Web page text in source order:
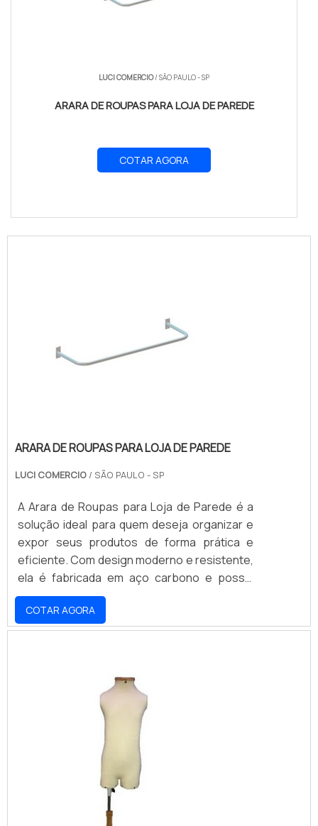
LUCI COMERCIO/ SÃO PAULO - SP
ARARA DE ROUPAS PARA LOJA DE PAREDE
COTAR AGORA
ARARA DE ROUPAS PARA LOJA DE PAREDE
LUCI COMERCIO / SÃO PAULO - SP
A Arara de Roupas para Loja de Parede é a
solução ideal para quem deseja organizar e
expor seus produtos de forma prática e
eficiente. Com design moderno e resistente,
ela é fabricada em aço carbono e possui
acabamento em pintura eletrostática,
garantindo maior durabilidade e resistência.
Além disso, ela é leve e fácil de montar,
COTAR AGORA